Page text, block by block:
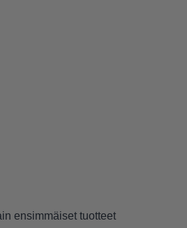
ensimmäiset tuotteet